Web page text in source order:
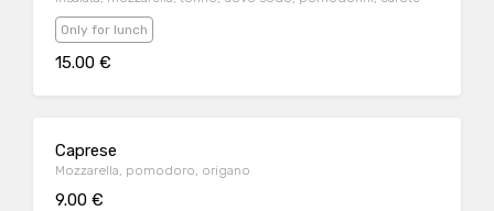
Only for lunch
15.00 €
Caprese
Mozzarella, pomodoro, origano
9.00 €